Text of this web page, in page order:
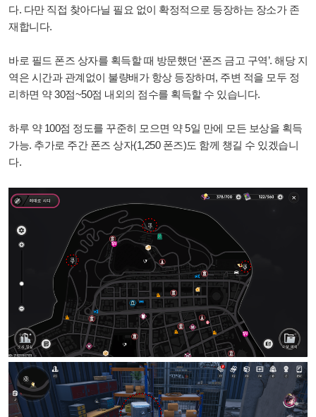
다. 다만 직접 찾아다닐 필요 없이 확정적으로 등장하는 장소가 존
재합니다.
바로 필드 폰즈 상자를 획득할 때 방문했던 ‘폰즈 금고 구역’. 해당 지
역은 시간과 관계없이 불량배가 항상 등장하며, 주변 적을 모두 정
리하면 약 30점~50점 내외의 점수를 획득할 수 있습니다.
하루 약 100점 정도를 꾸준히 모으면 약 5일 만에 모든 보상을 획득
가능. 추가로 주간 폰즈 상자(1,250 폰즈)도 함께 챙길 수 있겠습니
다.